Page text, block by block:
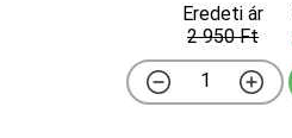
Eredeti ár
2 950 Ft